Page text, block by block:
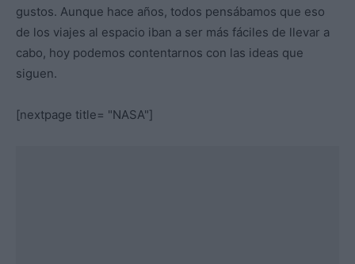
gustos. Aunque hace años, todos pensábamos que eso
de los viajes al espacio iban a ser más fáciles de llevar a
cabo, hoy podemos contentarnos con las ideas que
siguen.
[nextpage title= "NASA"]